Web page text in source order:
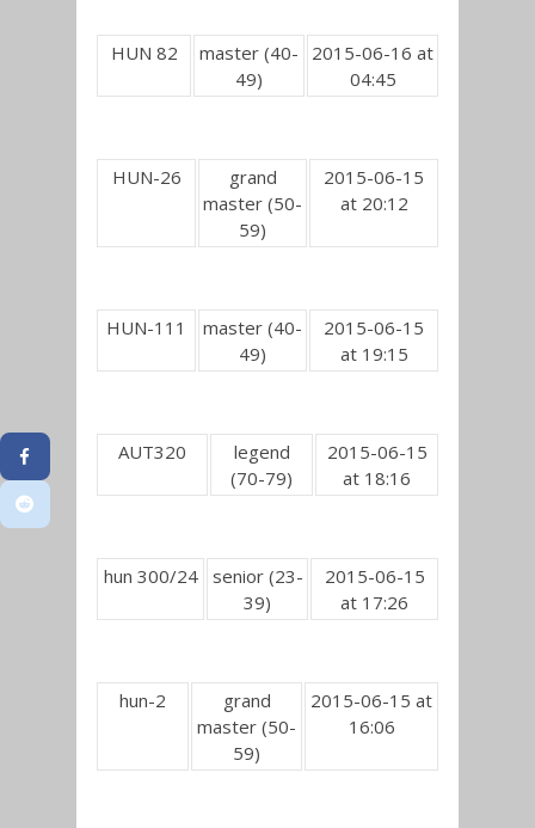
HUN 82
master (40-
49)
2015-06-16 at
04:45
HUN-26
grand
master (50-
59)
2015-06-15
at 20:12
HUN-111
master (40-
49)
2015-06-15
at 19:15
AUT320
legend
(70-79)
2015-06-15
at 18:16
hun 300/24
senior (23-
39)
2015-06-15
at 17:26
hun-2
grand
master (50-
59)
2015-06-15 at
16:06